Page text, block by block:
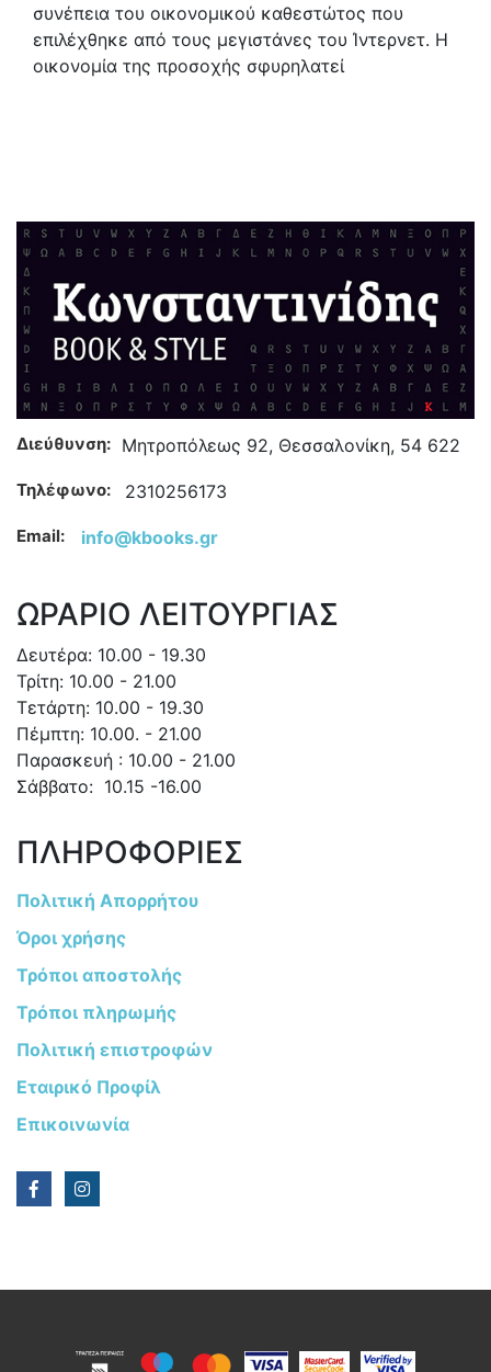
συνέπεια του οικονομικού καθεστώτος που
επιλέχθηκε από τους μεγιστάνες του Ίντερνετ. Η
οικονομία της προσοχής σφυρηλατεί
Διεύθυνση: Μητροπόλεως 92, Θεσσαλονίκη, 54 622
Τηλέφωνο: 2310256173
Email: info@kbooks.gr
ΩΡΑΡΙΟ ΛΕΙΤΟΥΡΓΙΑΣ
Δευτέρα: 10.00 - 19.30
Τρίτη: 10.00 - 21.00
Τετάρτη: 10.00 - 19.30
Πέμπτη: 10.00. - 21.00
Παρασκευή : 10.00 - 21.00
Σάββατο: 10.15 -16.00
ΠΛΗΡΟΦΟΡΙΕΣ
Πολιτική Απορρήτου
Όροι χρήσης
Τρόποι αποστολής
Τρόποι πληρωμής
Πολιτική επιστροφών
Εταιρικό Προφίλ
Επικοινωνία